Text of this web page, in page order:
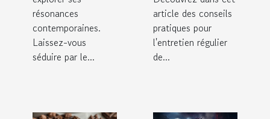
résonances
contemporaines.
Laissez-vous
séduire par le...
article des conseils
pratiques pour
l'entretien régulier
de...